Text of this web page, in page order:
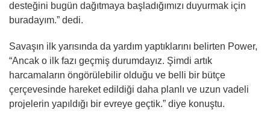
desteğini bugün dağıtmaya başladığımızı duyurmak için
buradayım.” dedi.
Savaşın ilk yarısında da yardım yaptıklarını belirten Power,
“Ancak o ilk fazı geçmiş durumdayız. Şimdi artık
harcamaların öngörülebilir olduğu ve belli bir bütçe
çerçevesinde hareket edildiği daha planlı ve uzun vadeli
projelerin yapıldığı bir evreye geçtik.” diye konuştu.